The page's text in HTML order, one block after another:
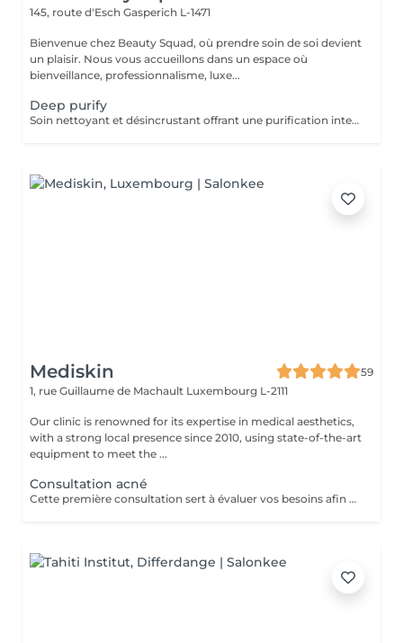
145, route d'Esch Gasperich L-1471
Bienvenue chez Beauty Squad, où prendre soin de soi devient
un plaisir. Nous vous accueillons dans un espace où
bienveillance, professionnalisme, luxe...
Deep purify
Soin nettoyant et désincrustant offrant une purification intense, aidant les peaux à tendance acnéique et séborrhéique à retrouver un équilibre Deep Purify nettoie les pores en profondeur pour prévenir et atténuer les imperfections. Ce soin est indispensable à une bonne pénétration des agents actifs lors de l'application de produits cosméceutiques. 1 Séance: 135€ forfait 5 séances : 610€
Mediskin
59
1, rue Guillaume de Machault Luxembourg L-2111
Our clinic is renowned for its expertise in medical aesthetics,
with a strong local presence since 2010, using state-of-the-art
equipment to meet the ...
Consultation acné
Cette première consultation sert à évaluer vos besoins afin de vous guider vers les soins sur mesure qui répondront au mieux. À cette occasion, toutes les informations nécessaires, telles que les contre-indications, les résultats attendus et autres détails importants, vous seront fournies pour assurer une prise en charge optimale et vous garantir un suivi personnalisé.